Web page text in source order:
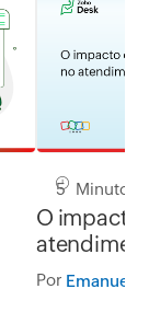
5 Minuto
O impacto
Por